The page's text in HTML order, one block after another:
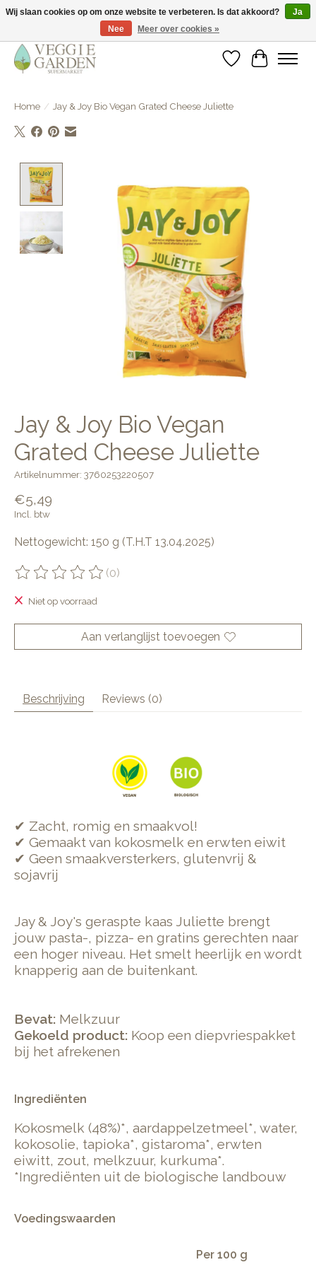
vegan & veggie products | free store pick-up
Verlanglijst
Home / Jay & Joy Bio Vegan Grated Cheese Juliette
Jay & Joy Bio Vegan
Grated Cheese Juliette
Artikelnummer: 3760253220507
€5,49
Incl. btw
Nettogewicht: 150 g (T.H.T 13.04.2025)
De beoordeling van dit product is
(0)
Niet op voorraad
Aan verlanglijst toevoegen
Beschrijving Reviews (0)
✔ Zacht, romig en smaakvol!
✔ Gemaakt van kokosmelk en erwten eiwit
✔ Geen smaakversterkers, glutenvrij &
sojavrij
Jay & Joy's geraspte kaas Juliette brengt
jouw pasta-, pizza- en gratins gerechten naar
een hoger niveau. Het smelt heerlijk en wordt
knapperig aan de buitenkant.
Bevat: Melkzuur
Gekoeld product: Koop een diepvriespakket
bij het afrekenen
Ingrediënten
Kokosmelk (48%)*, aardappelzetmeel*, water,
kokosolie, tapioka*, gistaroma*, erwten
eiwitt, zout, melkzuur, kurkuma*.
*Ingrediënten uit de biologische landbouw
Voedingswaarden
Per 100 g
Wij slaan cookies op om onze website te verbeteren. Is dat akkoord?
Ja
Nee
Meer over cookies »